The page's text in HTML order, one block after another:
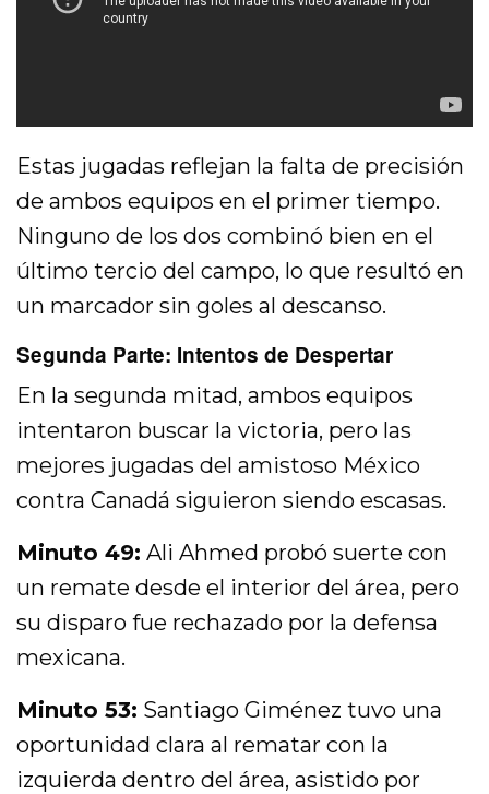
Estas jugadas reflejan la falta de precisión
de ambos equipos en el primer tiempo.
Ninguno de los dos combinó bien en el
último tercio del campo, lo que resultó en
un marcador sin goles al descanso.
Segunda Parte: Intentos de Despertar
En la segunda mitad, ambos equipos
intentaron buscar la victoria, pero las
mejores jugadas del amistoso México
contra Canadá siguieron siendo escasas.
Minuto 49: Ali Ahmed probó suerte con
un remate desde el interior del área, pero
su disparo fue rechazado por la defensa
mexicana.
Minuto 53: Santiago Giménez tuvo una
oportunidad clara al rematar con la
izquierda dentro del área, asistido por